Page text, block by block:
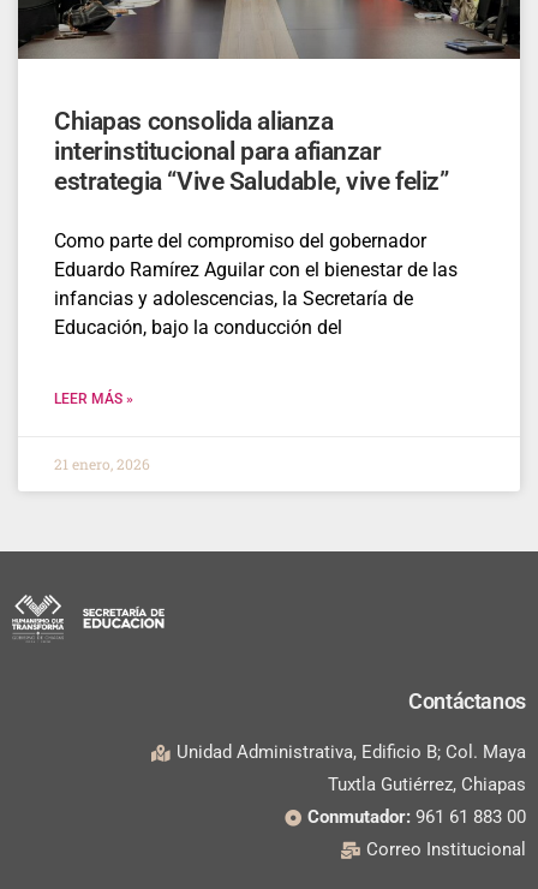
Chiapas consolida alianza
interinstitucional para afianzar
estrategia “Vive Saludable, vive feliz”
Como parte del compromiso del gobernador
Eduardo Ramírez Aguilar con el bienestar de las
infancias y adolescencias, la Secretaría de
Educación, bajo la conducción del
LEER MÁS »
21 enero, 2026
Contáctanos
Unidad Administrativa, Edificio B; Col. Maya
Tuxtla Gutiérrez, Chiapas
Conmutador: 961 61 883 00
Correo Institucional